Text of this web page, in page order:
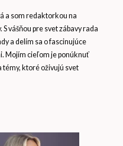
a som redaktorkou na
vášňou pre svet zábavy rada
a delím sa o fascinujúce
Mojím cieľom je ponúknuť
ktoré oživujú svet